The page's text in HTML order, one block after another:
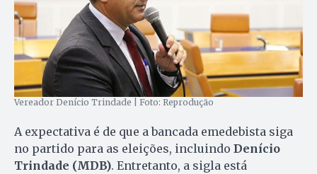
Vereador Denício Trindade | Foto: Reprodução
A expectativa é de que a bancada emedebista siga
no partido para as eleições, incluindo Denício
Trindade (MDB). Entretanto, a sigla está